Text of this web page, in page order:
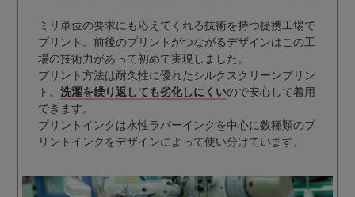
ミリ単位の要求にも応えてくれる技術を持つ提携工場で
プリント。前後のプリントがつながるデザインはこの工
場の技術力があって初めて実現しました。
プリント方法は耐久性に優れたシルクスクリーンプリン
ト。 洗濯を繰り返しても劣化しにくいので安心して着用
できます。
プリントインクは水性ラバーインクを中心に数種類のプ
リントインクをデザインによって使い分けています。